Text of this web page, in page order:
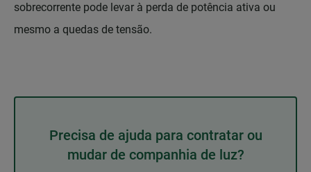
sobrecorrente pode levar à perda de potência ativa ou
mesmo a quedas de tensão.
Precisa de ajuda para contratar ou
mudar de companhia de luz?